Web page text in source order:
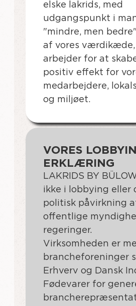
elske lakrids, med
udgangspunkt i
"mindre, men
af vores værdikæde,
arbejder for at
positiv effekt for
medarbejdere,
og miljøet.
VORES
ERKLÆRING
LAKRIDS BY
ikke i lobbying eller
politisk påvirkning
offentlige
regeringer.
Virksomheden er
brancheforeninger
Erhverv og Dansk
Fødevarer for